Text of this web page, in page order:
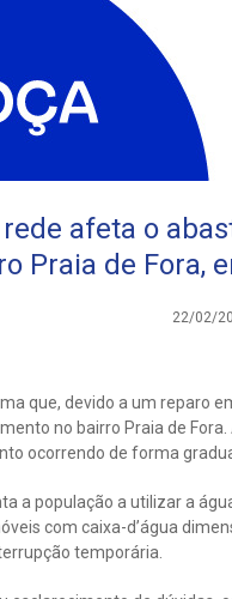
afeta o
Praia de Fora,
22/02/
que, devido a um reparo
no bairro Praia de
ocorrendo de forma
a população a utilizar a
com caixa-d’água
temporária.